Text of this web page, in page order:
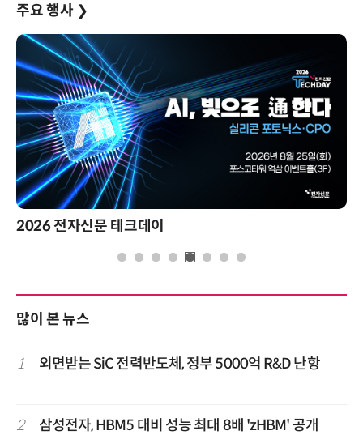
주요 행사 ❯
2026 전자신문 테크데이
많이 본 뉴스
1 외면받는 SiC 전력반도체, 정부 5000억 R&D 난항
2 삼성전자, HBM5 대비 성능 최대 8배 'zHBM' 공개